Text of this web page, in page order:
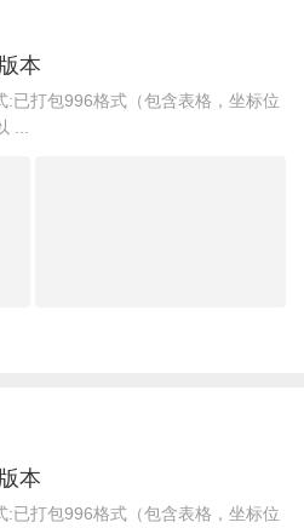
本
已打包996格式（包含表格，坐标位
...
本
已打包996格式（包含表格，坐标位